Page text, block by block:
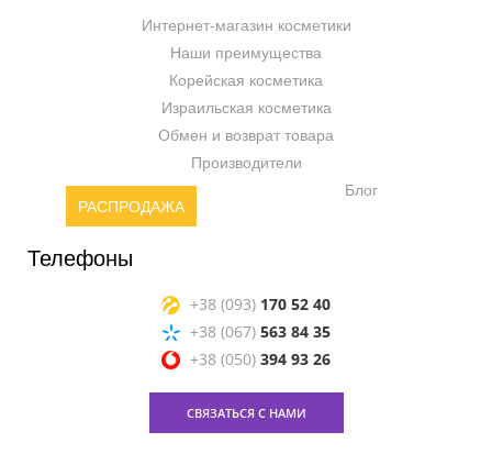
Интернет-магазин косметики
Наши преимущества
Корейская косметика
Израильская косметика
Обмен и возврат товара
Производители
РАСПРОДАЖА
Блог
Телефоны
+38 (093) 170 52 40
+38 (067) 563 84 35
+38 (050) 394 93 26
СВЯЗАТЬСЯ С НАМИ